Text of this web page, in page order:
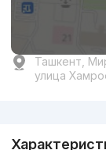
Ташкент,
улица